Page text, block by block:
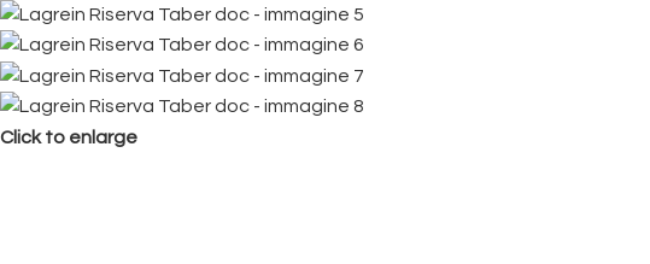
Click to enlarge